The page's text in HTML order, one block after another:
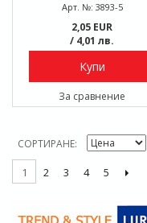
Арт. №: 3893-5
2,05 EUR
/ 4,01 лв.
Купи
За сравнение
СОРТИРАНЕ
1 2 3 4 5